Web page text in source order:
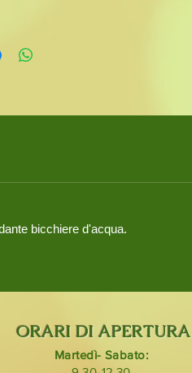
bicchiere d'acqua.
ORARI DI APERTURA
Martedì- Sabato: